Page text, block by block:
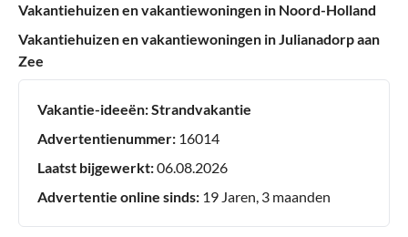
Vakantiehuizen en vakantiewoningen in Noord-Holland
Vakantiehuizen en vakantiewoningen in Julianadorp aan
Zee
Vakantie-ideeën:Strandvakantie
Advertentienummer: 16014
Laatst bijgewerkt:06.08.2026
Advertentie online sinds: 19 Jaren, 3 maanden